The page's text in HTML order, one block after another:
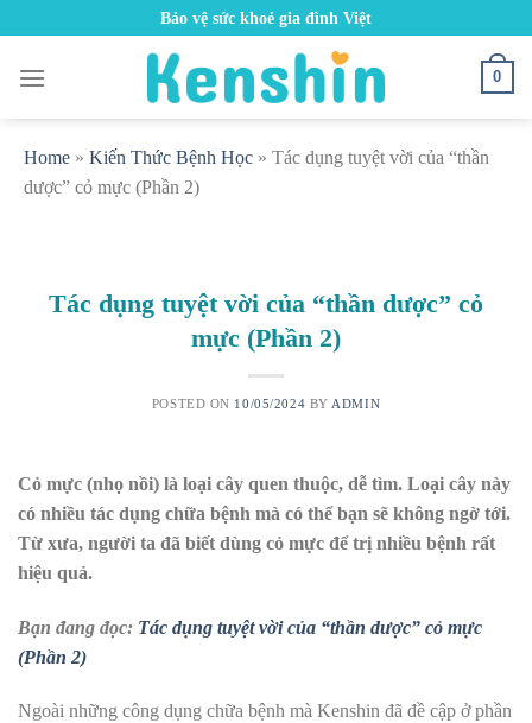
content
Bảo vệ sức khoẻ gia đình Việt
0
Home » Kiến Thức Bệnh Học » Tác dụng tuyệt vời của “thần
dược” cỏ mực (Phần 2)
Tác dụng tuyệt vời của “thần dược” cỏ
mực (Phần 2)
POSTED ON 10/05/2024 BY ADMIN
Cỏ mực (nhọ nồi) là loại cây quen thuộc, dễ tìm. Loại cây này
có nhiều tác dụng chữa bệnh mà có thể bạn sẽ không ngờ tới.
Từ xưa, người ta đã biết dùng cỏ mực để trị nhiều bệnh rất
hiệu quả.
Bạn đang đọc: Tác dụng tuyệt vời của “thần dược” cỏ mực
(Phần 2)
Ngoài những công dụng chữa bệnh mà Kenshin đã đề cập ở phần